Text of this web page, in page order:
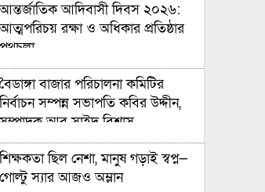
আন্তর্জাতিক আদিবাসী দিবস ২০২৬:
আত্মপরিচয় রক্ষা ও অধিকার প্রতিষ্ঠার
পথচলা
বৈডাঙ্গা বাজার পরিচালনা কমিটির
নির্বাচন সম্পন্ন সভাপতি কবির উদ্দীন,
সম্পাদক আবু সাইদ বিশ্বাস
শিক্ষকতা ছিল নেশা, মানুষ গড়াই স্বপ্ন—
গোল্টু স্যার আজও অম্লান